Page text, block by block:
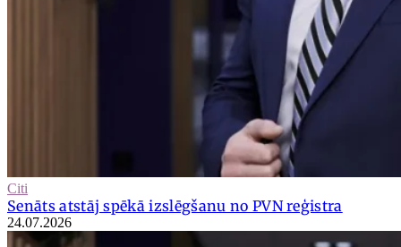
Citi
Senāts atstāj spēkā izslēgšanu no PVN reģistra
24.07.2026